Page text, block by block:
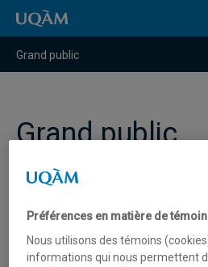
Raccourci vers le contenu
Raccourci vers le menu principal
Raccourci vers la recherche
Grand public
Grand public
Préférences en matière de
Nous utilisons des témoins
informations qui nous permettent